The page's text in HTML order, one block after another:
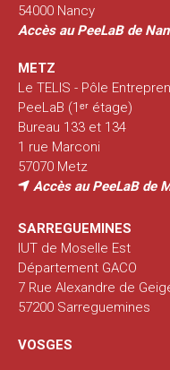
54000 Nancy
Accès au PeeLaB de
METZ
Le TELIS - Pôle
PeeLaB (1ᵉʳ étage)
Bureau 133 et 134
1 rue Marconi
57070 Metz
Accès au PeeLaB de
SARREGUEMINES
IUT de Moselle Est
Département GACO
7 Rue Alexandre de
57200 Sarreguemines
VOSGES